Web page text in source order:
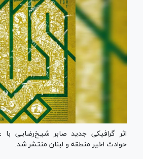
اثر گرافیکی جدید صابر شیخ‌رضایی با
حوادث اخیر منطقه و لبنان منتشر شد.